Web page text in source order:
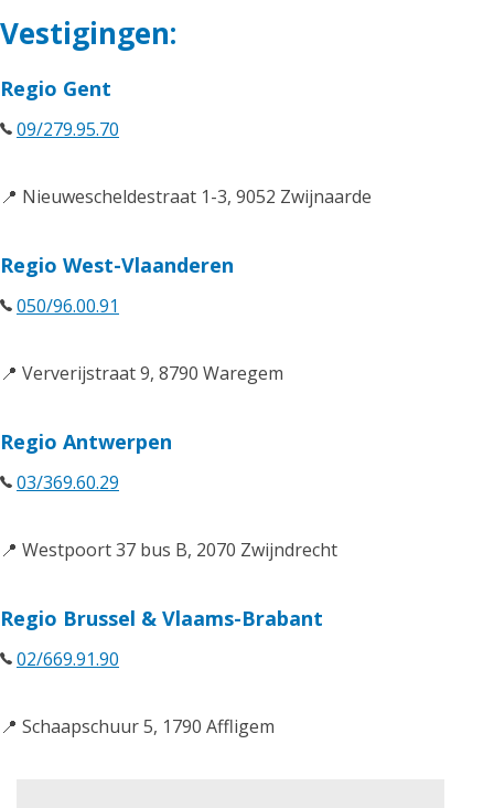
Vestigingen:
Regio Gent
09/279.95.70
📍 Nieuwescheldestraat 1-3, 9052 Zwijnaarde
Regio West-Vlaanderen
050/96.00.91
📍 Ververijstraat 9, 8790 Waregem
Regio Antwerpen
03/369.60.29
📍 Westpoort 37 bus B, 2070 Zwijndrecht
Regio Brussel & Vlaams-Brabant
02/669.91.90
📍 Schaapschuur 5, 1790 Affligem